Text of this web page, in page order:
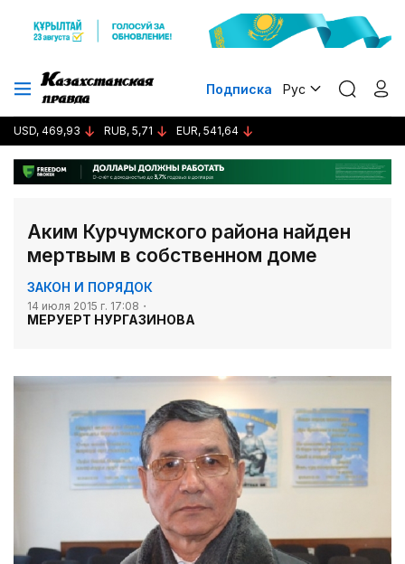
Подписка Рус
USD, 469,93 RUB, 5,71 EUR, 541,64
Аким Курчумского района найден
мертвым в собственном доме
ЗАКОН И ПОРЯДОК
14 июля 2015 г. 17:08
МЕРУЕРТ НУРГАЗИНОВА